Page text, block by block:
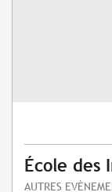
École des
AUTRES